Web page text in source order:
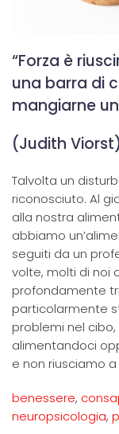
“Forza è
una barra di
mangiarne
(Judith
Talvolta un
riconosciuto. Al
alla nostra
abbiamo
seguiti da un
volte, molti di noi
profondamente
particolarmente
problemi nel
alimentandoci
e non riusciamo
benessere,
neuropsicologia,